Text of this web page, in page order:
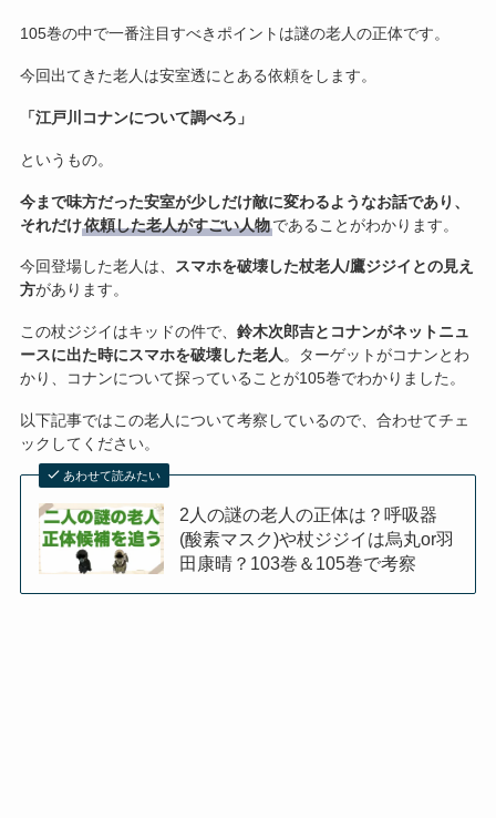
105巻の中で一番注目すべきポイントは謎の老人の正体です。
今回出てきた老人は安室透にとある依頼をします。
「江戸川コナンについて調べろ」
というもの。
今まで味方だった安室が少しだけ敵に変わるようなお話であり、
それだけ依頼した老人がすごい人物であることがわかります。
今回登場した老人は、 スマホを破壊した杖老人/鷹ジジイとの見え
方があります。
この杖ジジイはキッドの件で、 鈴木次郎吉とコナンがネットニュ
ースに出た時にスマホを破壊した老人 。ターゲットがコナンとわ
かり、コナンについて探っていることが105巻でわかりました。
以下記事ではこの老人について考察しているので、合わせてチェ
ックしてください。
あわせて読みたい
2人の謎の老人の正体は？呼吸器
(酸素マスク)や杖ジジイは烏丸or羽
田康晴？103巻＆105巻で考察